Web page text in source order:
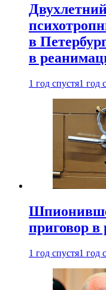
в
в
1 год спустя1 год
приговор в
1 год спустя1 год